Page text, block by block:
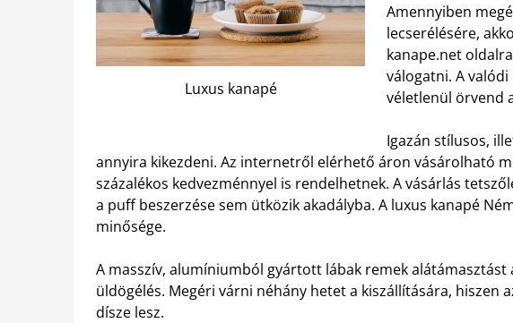
Luxus kanapé
Amennyiben
lecserélésére,
kanape.net
válogatni. A
véletlenül örvend
Igazán stílusos,
annyira kikezdeni. Az internetről elérhető áron vásárolható
százalékos kedvezménnyel is rendelhetnek. A vásárlás
a puff beszerzése sem ütközik akadályba. A luxus kanapé
minősége.
A masszív, alumíniumból gyártott lábak remek alátámasztást
üldögélés. Megéri várni néhány hetet a kiszállítására, hiszen
dísze lesz.